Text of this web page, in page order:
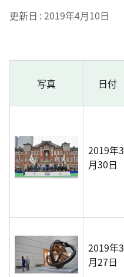
更新日 2019年4月10日
写真 日付
2019年3
月30日
2019年3
月27日